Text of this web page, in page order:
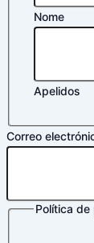
Nome
Apelidos
Correo
Política